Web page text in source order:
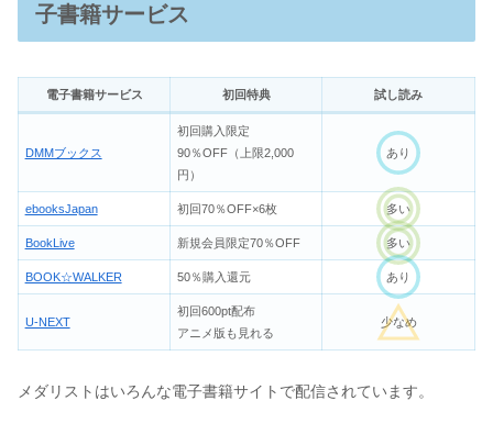
子書籍サービス
電子書籍サービス 初回特典 試し読み
DMMブックス
初回購入限定
90％OFF（上限2,000
円）
あり
ebooksJapan 初回70％OFF×6枚 多い
BookLive 新規会員限定70％OFF 多い
BOOK☆WALKER 50％購入還元 あり
U-NEXT
初回600pt配布
アニメ版も見れる
少なめ
メダリストはいろんな電子書籍サイトで配信されています。